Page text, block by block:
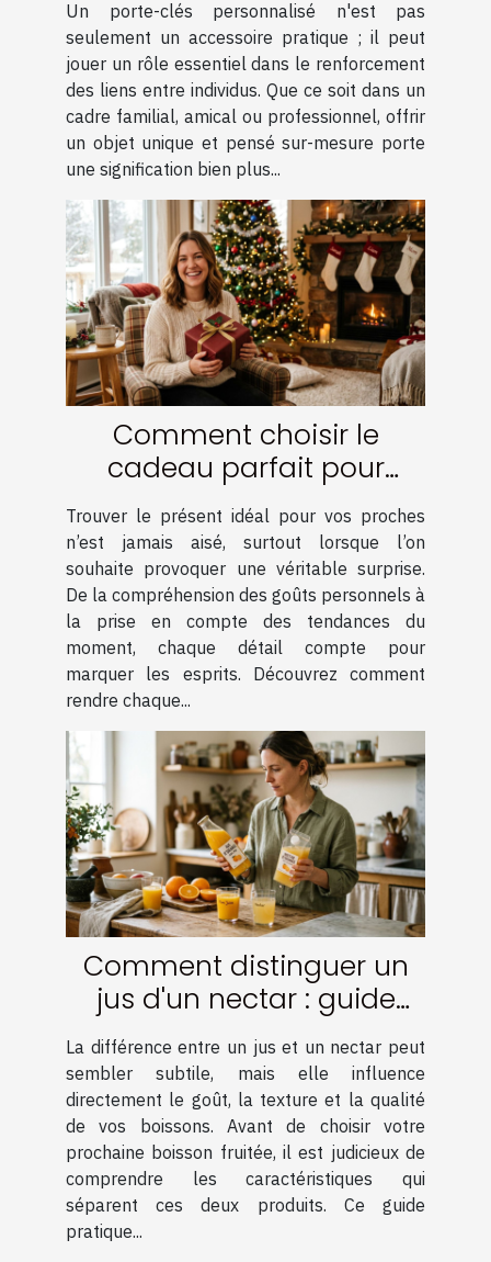
Un porte-clés personnalisé n'est pas
seulement un accessoire pratique ; il peut
jouer un rôle essentiel dans le renforcement
des liens entre individus. Que ce soit dans un
cadre familial, amical ou professionnel, offrir
un objet unique et pensé sur-mesure porte
une signification bien plus...
Comment choisir le
cadeau parfait pour
surprendre vos proches ?
Trouver le présent idéal pour vos proches
n’est jamais aisé, surtout lorsque l’on
souhaite provoquer une véritable surprise.
De la compréhension des goûts personnels à
la prise en compte des tendances du
moment, chaque détail compte pour
marquer les esprits. Découvrez comment
rendre chaque...
Comment distinguer un
jus d'un nectar : guide
pratique
La différence entre un jus et un nectar peut
sembler subtile, mais elle influence
directement le goût, la texture et la qualité
de vos boissons. Avant de choisir votre
prochaine boisson fruitée, il est judicieux de
comprendre les caractéristiques qui
séparent ces deux produits. Ce guide
pratique...